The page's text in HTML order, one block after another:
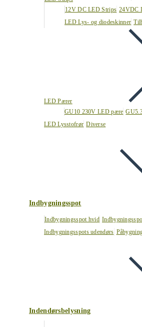
12V DC LED Strips 24VDC
LED Lys- og diodeskinner
LED Pærer
GU10 230V LED pære
LED Lysstofrør Diverse
Indbygningsspot
Indbygningsspot hvid
Indbygningsspots udendørs
Indendørsbelysning